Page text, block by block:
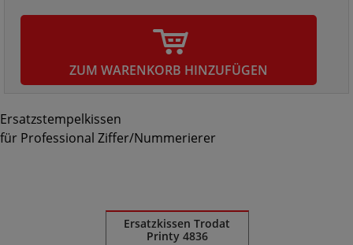
ZUM WARENKORB HINZUFÜGEN
Ersatzstempelkissen
für Professional Ziffer/Nummerierer
Ersatzkissen Trodat
Printy 4836